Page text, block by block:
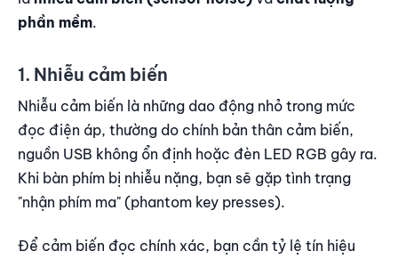
phần mềm.
1. Nhiễu cảm biến
Nhiễu cảm biến là những dao động nhỏ trong mức
đọc điện áp, thường do chính bản thân cảm biến,
nguồn USB không ổn định hoặc đèn LED RGB gây ra.
Khi bàn phím bị nhiễu nặng, bạn sẽ gặp tình trạng
"nhận phím ma" (phantom key presses).
Để cảm biến đọc chính xác, bạn cần tỷ lệ tín hiệu